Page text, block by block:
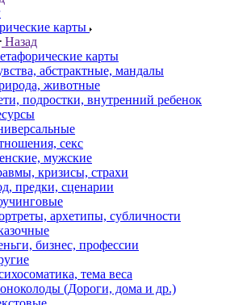
карты
Назад
карты
абстрактные, мандалы
животные
подростки, внутренний ребенок
секс
мужские
кризисы, страхи
предки, сценарии
архетипы, субличности
бизнес, профессии
тема веса
(Дороги, дома и др.)